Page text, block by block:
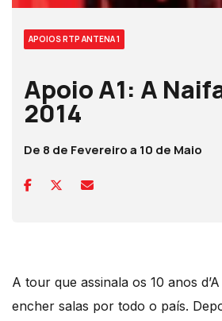
APOIOS RTP ANTENA 1
Apoio A1: A
2014
De 8 de Fevereiro a 10 de Maio
A tour que assinala os 10 anos
encher salas por todo o país.